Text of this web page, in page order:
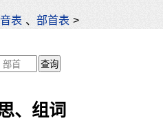
表 、部首表 >
、组词